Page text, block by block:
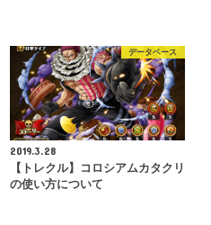
データベース
2019.3.28
【トレクル】コロシアムカタクリ
の使い方について